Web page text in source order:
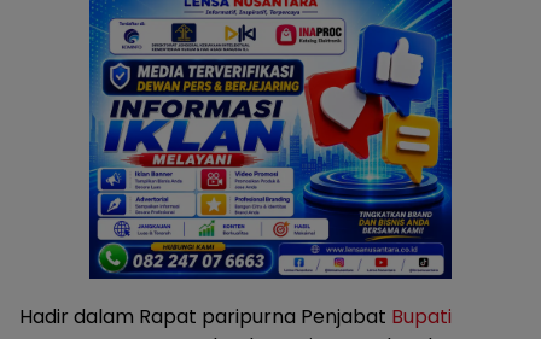
Hadir dalam Rapat paripurna Penjabat Bupati